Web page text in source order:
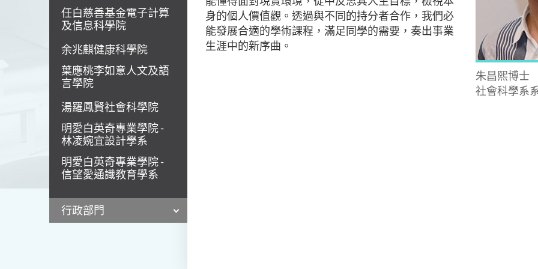
任白慈善基金電子計算
及信息科學院
余兆麒健康科學院
葉應桃李如意人文及語
言學院
湯羅鳳賢社會科學院
明愛白英奇專業學院 -
林凌婉宜設計學系
明愛白英奇專業學院 -
信望愛通識教育學系
行政部門
朱昌熙博士
社會科學系
身的個人價值觀。透過與不同的持分者合作，我們必
能發展合適的學術課程，滿足同學的需要，奏出事業
生涯中的新序曲。